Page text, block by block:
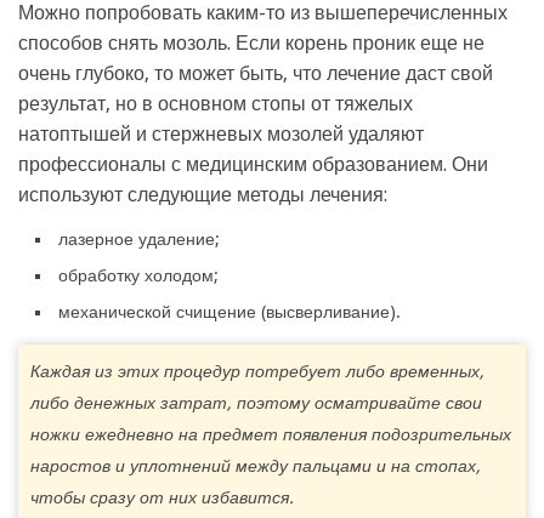
Можно попробовать каким-то из вышеперечисленных
способов снять мозоль. Если корень проник еще не
очень глубоко, то может быть, что лечение даст свой
результат, но в основном стопы от тяжелых
натоптышей и стержневых мозолей удаляют
профессионалы с медицинским образованием. Они
используют следующие методы лечения:
лазерное удаление;
обработку холодом;
механической счищение (высверливание).
Каждая из этих процедур потребует либо временных,
либо денежных затрат, поэтому осматривайте свои
ножки ежедневно на предмет появления подозрительных
наростов и уплотнений между пальцами и на стопах,
чтобы сразу от них избавится.